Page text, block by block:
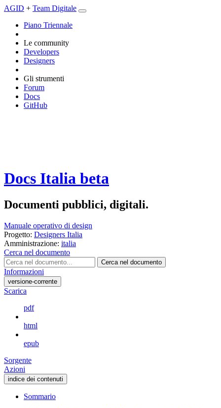
AGID + Team Digitale
Piano Triennale
Le community
Developers
Designers
Gli strumenti
Forum
Docs
GitHub
Docs Italia beta
Documenti pubblici, digitali.
Manuale operativo di design
Progetto: Designers Italia
Amministrazione: italia
Cerca nel documento
Cerca nel documento
Informazioni
versione-corrente
Scarica
pdf
html
epub
Sorgente
Azioni
indice dei contenuti
Sommario